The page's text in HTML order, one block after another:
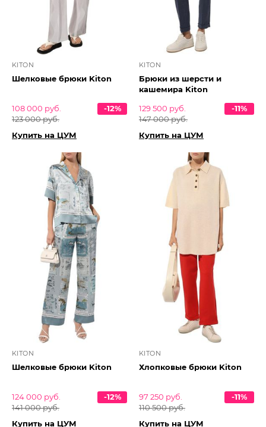
KITON
Шелковые брюки Kiton
108 000 руб.
123 000 руб.
-12%
Купить на ЦУМ
KITON
Брюки из шерсти и
кашемира Kiton
129 500 руб.
147 000 руб.
-11%
Купить на ЦУМ
KITON
Шелковые брюки Kiton
124 000 руб.
141 000 руб.
-12%
Купить на ЦУМ
KITON
Хлопковые брюки Kiton
97 250 руб.
110 500 руб.
-11%
Купить на ЦУМ